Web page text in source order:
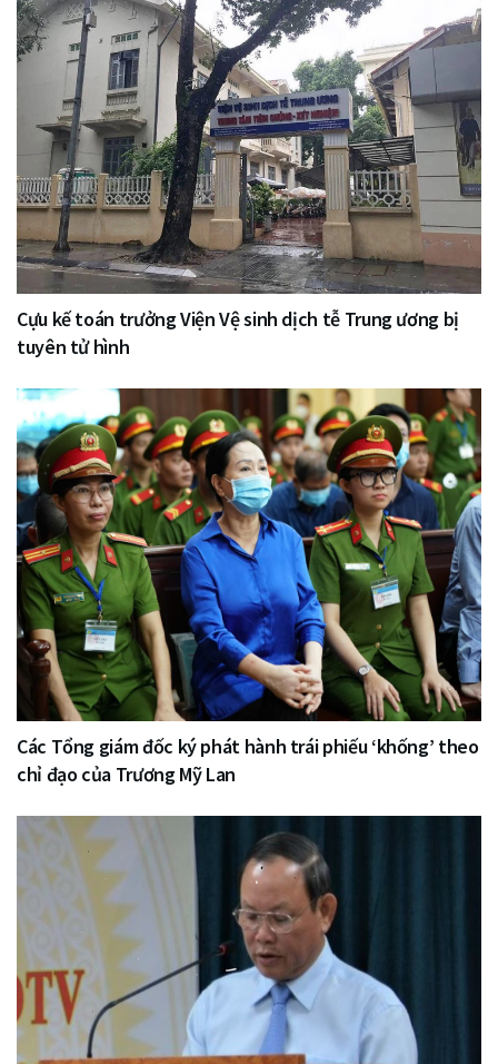
Cựu kế toán trưởng Viện Vệ sinh dịch tễ Trung ương bị
tuyên tử hình
Các Tổng giám đốc ký phát hành trái phiếu ‘khống’ theo
chỉ đạo của Trương Mỹ Lan